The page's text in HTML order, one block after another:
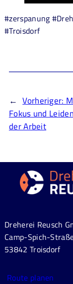
#zerspanung
#Troisdorf
← Vorheriger:
Fokus und
der Arbeit
Dreherei Reusch
Camp-Spich-
53842 Troisdorf
Route planen